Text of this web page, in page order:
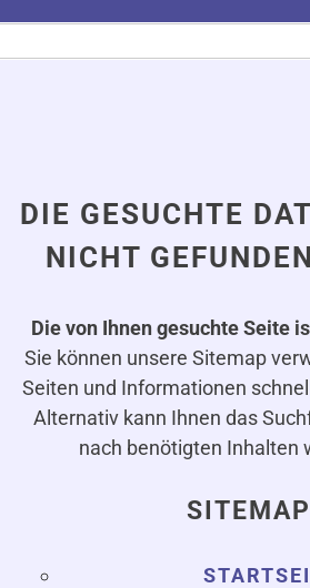
DIE GESUCHTE
NICHT
Die von Ihnen gesuchte Seite
Sie können unsere Sitemap
Seiten und Informationen
Alternativ kann Ihnen das
nach benötigten Inhalten
SITEMAP